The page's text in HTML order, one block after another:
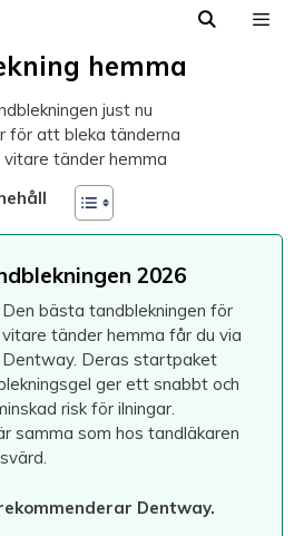
hemma
just nu
för att bleka tänderna
tänder hemma
2026
Den bästa tandblekningen för
vitare tänder hemma får du via
Dentway. Deras startpaket
ger ett snabbt och
risk för ilningar.
samma som hos tandläkaren
Dentway.